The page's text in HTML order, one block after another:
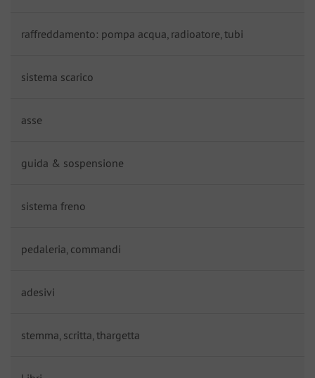
raffreddamento: pompa acqua, radioatore, tubi
sistema scarico
asse
guida & sospensione
sistema freno
pedaleria, commandi
adesivi
stemma, scritta, thargetta